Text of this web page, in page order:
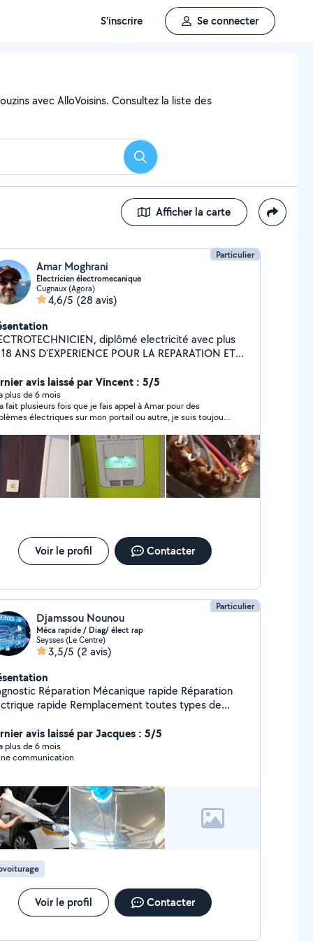
S'inscrire Se connecter
avec AlloVoisins. Consultez la liste des
Rechercher
Afficher la carte
Particulier
Amar Moghrani
Électricien électromecanique
Cugnaux (Agora)
4,6/5 (28 avis)
diplômé electricité avec plus
ANS D'EXPERIENCE POUR LA REPARATION ET
DOMESTIQUE ET INDUSTRIELLE.
pour tout intervention en electricité.
avis laissé par Vincent : 5/5
plus de 6 mois
fait plusieurs fois que je fais appel à Amar pour des
électriques sur mon portail ou autre, je suis toujours
Voir le profil Contacter
Particulier
Djamssou Nounou
Méca rapide / Diag/ élect rap
Seysses (Le Centre)
3,5/5 (2 avis)
Mécanique rapide Réparation
rapide Remplacement toutes types de
avis laissé par Jacques : 5/5
plus de 6 mois
communication
Voir le profil Contacter